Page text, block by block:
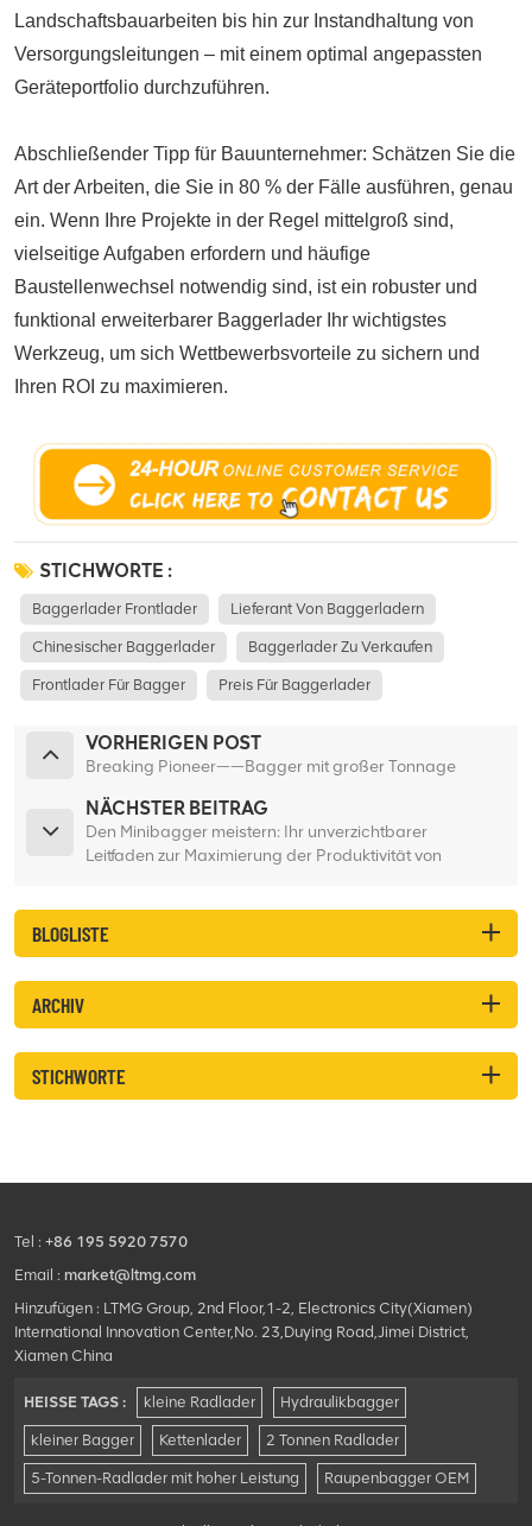
Landschaftsbauarbeiten bis hin zur Instandhaltung von
Versorgungsleitungen – mit einem optimal angepassten
Geräteportfolio durchzuführen.
Abschließender Tipp für Bauunternehmer: Schätzen Sie die
Art der Arbeiten, die Sie in 80 % der Fälle ausführen, genau
ein. Wenn Ihre Projekte in der Regel mittelgroß sind,
vielseitige Aufgaben erfordern und häufige
Baustellenwechsel notwendig sind, ist ein robuster und
funktional erweiterbarer Baggerlader Ihr wichtigstes
Werkzeug, um sich Wettbewerbsvorteile zu sichern und
Ihren ROI zu maximieren.
STICHWORTE :
Baggerlader Frontlader Lieferant Von Baggerladern
Chinesischer Baggerlader Baggerlader Zu Verkaufen
Frontlader Für Bagger Preis Für Baggerlader
VORHERIGEN POST
Breaking Pioneer——Bagger mit großer Tonnage
NÄCHSTER BEITRAG
Den Minibagger meistern: Ihr unverzichtbarer
Leitfaden zur Maximierung der Produktivität von
BLOGLISTE
ARCHIV
STICHWORTE
Tel : +86 195 5920 7570
Email : market@ltmg.com
Hinzufügen : LTMG Group, 2nd Floor,1-2, Electronics City(Xiamen)
International Innovation Center,No. 23,Duying Road,Jimei District,
Xiamen China
HEISSE TAGS : kleine Radlader Hydraulikbagger
kleiner Bagger Kettenlader 2 Tonnen Radlader
5-Tonnen-Radlader mit hoher Leistung Raupenbagger OEM